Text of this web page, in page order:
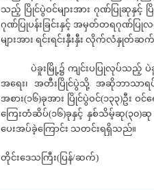
သည့် ပြိုင်ပွဲဝင်များအား ဂုဏ်ပြုဆုနှင့်
ဂုဏ်ပြုပန်းခြင်းနှင့် အမှတ်တရဂုဏ်ပြုလ
များအား ရင်းရင်းနှီးနှီး လိုက်လံနှုတ်ဆက်
ပဲခူးမြို့၌ ကျင်းပပြုလုပ်သည့် ပဲခူးတို
အရေး၊ အတီးပြိုင်ပွဲသို့ အဆိုဘာသာရပ်(
အစား(၁၆)ခုအား ပြိုင်ပွဲဝင်(၁၃၃)ဦး
ကြေးတံဆိပ်(၁၆)ခုနှင့် နှစ်သိမ့်ဆု(၃၀)ဆု
ပေးအပ်ခဲ့ကြောင်း သတင်းရရှိသည်။
တိုင်းဒေသကြီး(ပြန်/ဆက်)